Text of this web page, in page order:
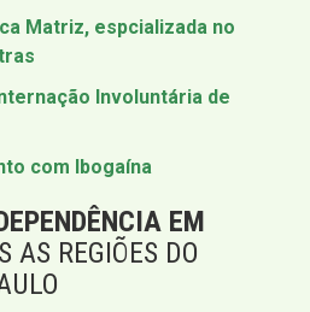
Matriz, espcializada no
Involuntária de
com Ibogaína
EM
AS REGIÕES DO